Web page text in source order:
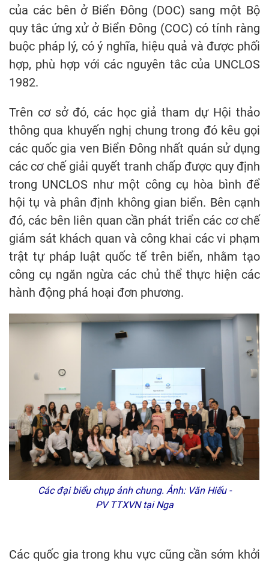
của các bên ở Biển Đông (DOC) sang một Bộ
quy tắc ứng xử ở Biển Đông (COC) có tính ràng
buộc pháp lý, có ý nghĩa, hiệu quả và được phối
hợp, phù hợp với các nguyên tắc của UNCLOS
1982.
Trên cơ sở đó, các học giả tham dự Hội thảo
thông qua khuyến nghị chung trong đó kêu gọi
các quốc gia ven Biển Đông nhất quán sử dụng
các cơ chế giải quyết tranh chấp được quy định
trong UNCLOS như một công cụ hòa bình để
hội tụ và phân định không gian biển. Bên cạnh
đó, các bên liên quan cần phát triển các cơ chế
giám sát khách quan và công khai các vi phạm
trật tự pháp luật quốc tế trên biển, nhằm tạo
công cụ ngăn ngừa các chủ thể thực hiện các
hành động phá hoại đơn phương.
Các đại biểu chụp ảnh chung. Ảnh: Văn Hiếu -
PV TTXVN tại Nga
Các quốc gia trong khu vực cũng cần sớm khởi